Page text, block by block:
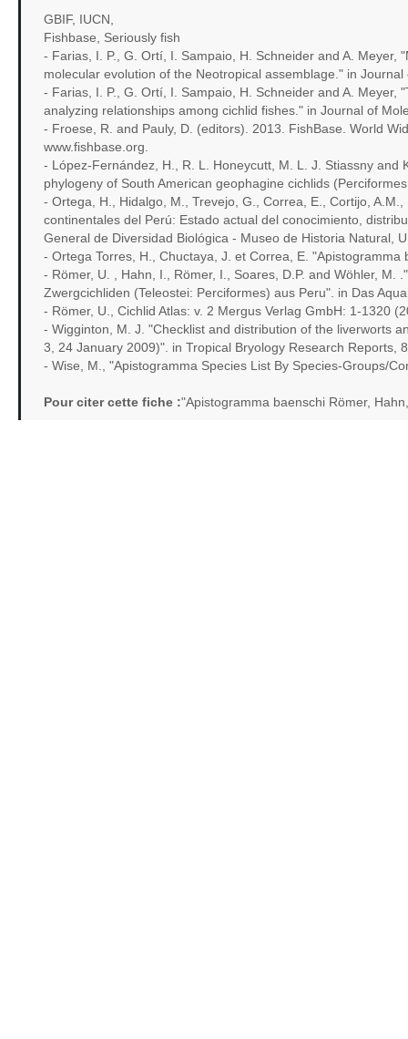
GBIF, IUCN,
Fishbase, Seriously fish
- Farias, I. P., G. Ortí, I. Sampaio, H. Schneider and A.
molecular evolution of the Neotropical assemblage." in
- Farias, I. P., G. Ortí, I. Sampaio, H. Schneider and A.
analyzing relationships among cichlid fishes." in Journal of
- Froese, R. and Pauly, D. (editors). 2013. FishBase. World
www.fishbase.org.
- López-Fernández, H., R. L. Honeycutt, M. L. J. Stiassny
phylogeny of South American geophagine cichlids
- Ortega, H., Hidalgo, M., Trevejo, G., Correa, E., Cortijo,
continentales del Perú: Estado actual del conocimiento,
General de Diversidad Biológica - Museo de Historia Natural,
- Ortega Torres, H., Chuctaya, J. et Correa, E.
- Römer, U. , Hahn, I., Römer, I., Soares, D.P. and Wöhler,
Zwergcichliden (Teleostei: Perciformes) aus Peru". in Das
- Römer, U., Cichlid Atlas: v. 2 Mergus Verlag GmbH: 1-1320
- Wigginton, M. J. "Checklist and distribution of the liverworts
3, 24 January 2009)". in Tropical Bryology Research Reports,
- Wise, M., "Apistogramma Species List By Species-Groups/
Pour citer cette fiche :"Apistogramma baenschi Römer,